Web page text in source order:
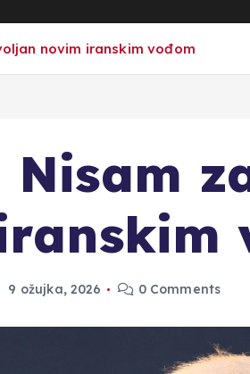
novim iranskim vođom
Nisam
9 ožujka, 2026 0 Comments